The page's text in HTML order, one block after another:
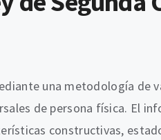
una metodología de
de persona física. El
constructivas,